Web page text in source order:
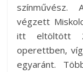
színművész.
végzett
itt eltöltött
operettben,
egyaránt.